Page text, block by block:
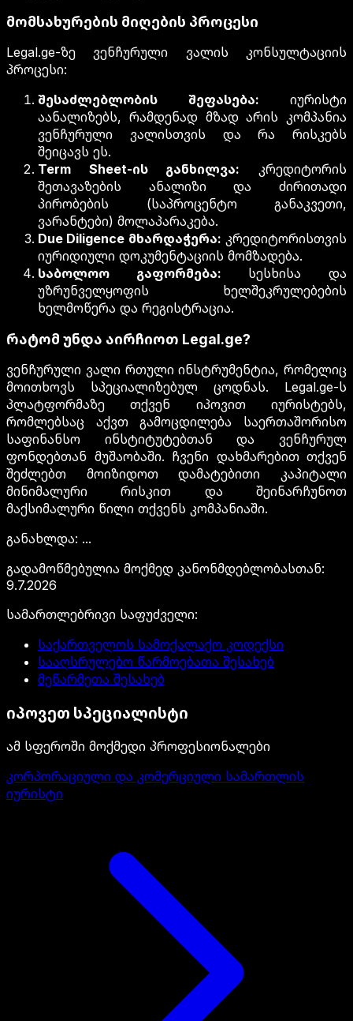
მომსახურების მიღების პროცესი
Legal.ge-ზე ვენჩურული ვალის კონსულტაციის
პროცესი:
შესაძლებლობის შეფასება: იურისტი
აანალიზებს, რამდენად მზად არის კომპანია
ვენჩურული ვალისთვის და რა რისკებს
შეიცავს ეს.
Term Sheet-ის განხილვა: კრედიტორის
შეთავაზების ანალიზი და ძირითადი
პირობების (საპროცენტო განაკვეთი,
ვარანტები) მოლაპარაკება.
Due Diligence მხარდაჭერა: კრედიტორისთვის
იურიდიული დოკუმენტაციის მომზადება.
საბოლოო გაფორმება: სესხისა და
უზრუნველყოფის ხელშეკრულებების
ხელმოწერა და რეგისტრაცია.
რატომ უნდა აირჩიოთ Legal.ge?
ვენჩურული ვალი რთული ინსტრუმენტია, რომელიც
მოითხოვს სპეციალიზებულ ცოდნას. Legal.ge-ს
პლატფორმაზე თქვენ იპოვით იურისტებს,
რომლებსაც აქვთ გამოცდილება საერთაშორისო
საფინანსო ინსტიტუტებთან და ვენჩურულ
ფონდებთან მუშაობაში. ჩვენი დახმარებით თქვენ
შეძლებთ მოიზიდოთ დამატებითი კაპიტალი
მინიმალური რისკით და შეინარჩუნოთ
მაქსიმალური წილი თქვენს კომპანიაში.
განახლდა: ...
გადამოწმებულია მოქმედ კანონმდებლობასთან:
9.7.2026
სამართლებრივი საფუძველი:
საქართველოს სამოქალაქო კოდექსი
სააღსრულებო წარმოებათა შესახებ
მეწარმეთა შესახებ
იპოვეთ სპეციალისტი
ამ სფეროში მოქმედი პროფესიონალები
კორპორაციული და კომერციული სამართლის
იურისტი